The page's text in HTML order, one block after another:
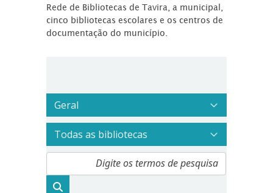
Rede de Bibliotecas de Tavira, a municipal,
cinco bibliotecas escolares e os centros de
documentação do município.